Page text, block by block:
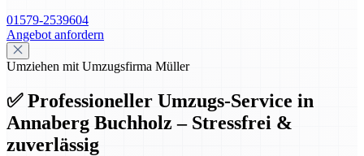
01579-2539604
Angebot anfordern
Umziehen mit Umzugsfirma Müller
✅ Professioneller Umzugs-Service in
Annaberg Buchholz – Stressfrei &
zuverlässig